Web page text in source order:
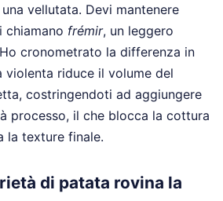
vellutata. Devi mantenere
chiamano frémir, un leggero
cronometrato la differenza in
violenta riduce il volume del
costringendoti ad aggiungere
processo, il che blocca la cottura
la texture finale.
di patata rovina la